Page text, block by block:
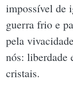
impossível de
guerra frio e
pela
nós: liberdade
cristais.